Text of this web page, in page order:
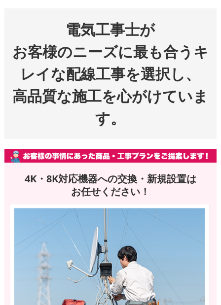
電気工事士が
お客様のニーズに最も合うキ
レイな配線工事を選択し、
高品質な施工を心がけていま
す。
4K・8K対応機器への交換・新規設置は
お任せください！